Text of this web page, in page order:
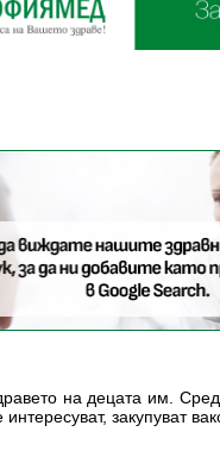
на децата им.
закупуват